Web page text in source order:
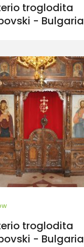
troglodita
- Bulgaria
troglodita
- Bulgaria